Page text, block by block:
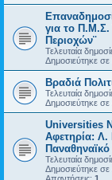
για το Π.Μ.Σ.
Περιοχών¨
Τελευταία
Δημοσιεύτηκε σε
Βραδιά
Τελευταία
Δημοσιεύτηκε σε
Universities
Αφετηρία: Λ.
Τελευταία
Δημοσιεύτηκε σε
Απαντήσεις: 1